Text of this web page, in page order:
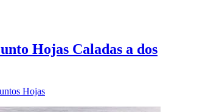
Hojas Caladas a dos
Hojas